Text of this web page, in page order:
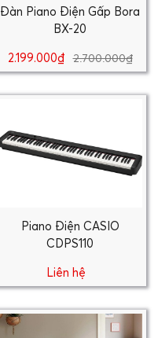
Đàn Piano Điện Gấp Bora
BX-20
2.199.000₫ 2.700.000₫
Piano Điện CASIO
CDPS110
Liên hệ